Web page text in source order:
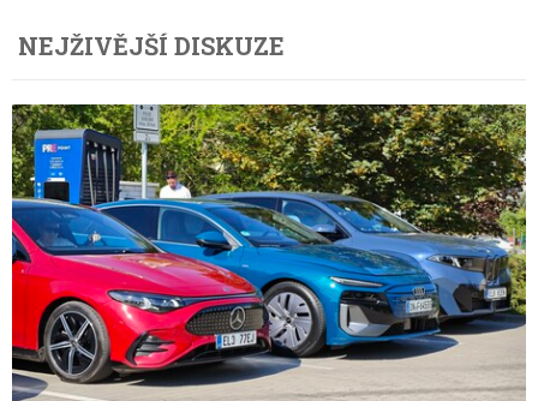
NEJŽIVĚJŠÍ DISKUZE